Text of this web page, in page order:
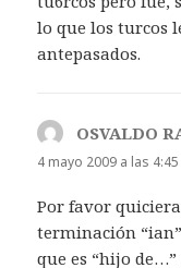
lo que los turcos
antepasados.
OSVALDO
4 mayo 2009 a las 4:45
Por favor
terminación
que es “hijo